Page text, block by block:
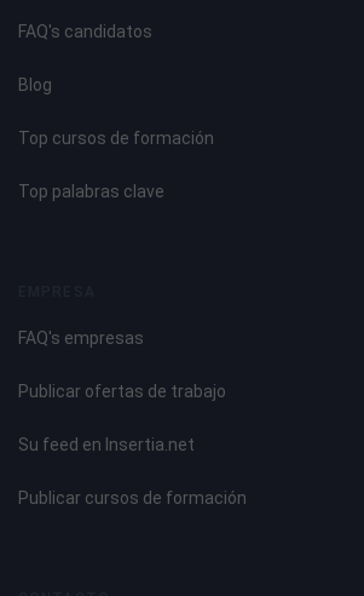
FAQ's candidatos
Blog
Top cursos de formación
Top palabras clave
FAQ's empresas
Publicar ofertas de trabajo
Su feed en Insertia.net
Publicar cursos de formación